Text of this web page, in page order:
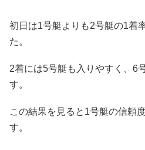
初日は1号艇よりも2号艇の1着
た。
2着には5号艇も入りやすく、6
す。
この結果を見ると1号艇の信頼
す。